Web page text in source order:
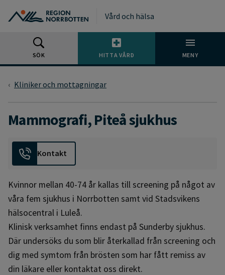
Vård och hälsa
SÖK HITTA VÅRD MENY
Kliniker och mottagningar
Mammografi, Piteå sjukhus
Kontakt
Kvinnor mellan 40-74 år kallas till screening på något av
våra fem sjukhus i Norrbotten samt vid Stadsvikens
hälsocentral i Luleå.
Klinisk verksamhet finns endast på Sunderby sjukhus.
Där undersöks du som blir återkallad från screening och
dig med symtom från brösten som har fått remiss av
din läkare eller kontaktat oss direkt.